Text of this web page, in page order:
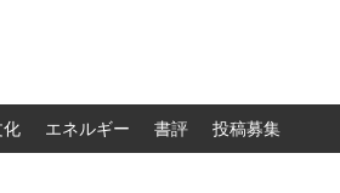
化 エネルギー 書評 投稿募集